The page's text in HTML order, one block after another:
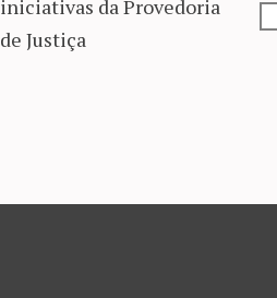
iniciativas da Provedoria
de Justiça